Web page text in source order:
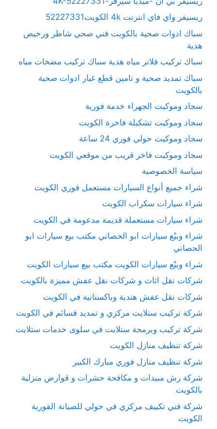
ريسيفر واي فاي انترنت 4k الكويت52227331
سباك ادوات صحية بالكويت فني صحي شاطر ورخيص
هدية
سباك تركيب فلاتر مياه هدية سباك تركيب مضخات مياه
سباك تمديد صحية و تامين قطع غيار ادوات صحية
بالكويت
سجاد وموكيت الجهراء خدمة فورية
سجاد وموكيت تشكيلة فاخرة الكويت
سجاد وموكيت حولي فوري 24 ساعة
سجاد وموكيت فاخر قريب من موقعي الكويت
سياسة الخصوصية
شراء جميع أنواع السيارات مستعمل فوري الكويت
شراء سيارات سكراب الكويت
شراء سيارات مستعملة قديمة مدعومة في الكويت
شراء وبيْع سيارات ابو الحصاني مكتب بيع سيارات ابو
الحصاني
شراء وبيْع سيارات الكويت مكتب بيع سيارات الكويت
شركات نقل اثاث و شركات نقل عفش مميزة بالكويت
شركات نقل عفش هندية وباكستانية في الكويت
شركة تركيب ستلايت مركزي و تمديد قسائم في الكويت
شركة تركيب وبرمجة ستلايت في سلوى خدمات ستلايت
شركة تنظيف منازل الكويت
شركة تنظيف منازل فوري مبارك الكبير
شركة رش مبيدات و مكافحة حشرات و قوارض منزلية
بالكويت
شركة فني تكييف مركزي في حولي للصيانة الفورية
الكويت